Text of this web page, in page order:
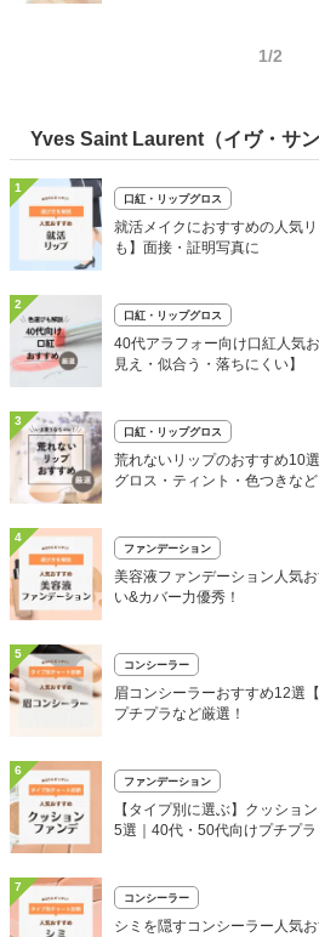
1/2
Yves Saint Laurent（イヴ・サ
1
口紅・リップグロス
就活メイクにおすすめの人気
も】面接・証明写真に
2
口紅・リップグロス
40代アラフォー向け口紅人気
見え・似合う・落ちにくい】
3
口紅・リップグロス
荒れないリップのおすすめ10
グロス・ティント・色つきなど
4
ファンデーション
美容液ファンデーション人気
い&カバー力優秀！
5
コンシーラー
眉コンシーラーおすすめ12選
プチプラなど厳選！
6
ファンデーション
【タイプ別に選ぶ】クッショ
5選｜40代・50代向けプチプラ
7
コンシーラー
シミを隠すコンシーラー人気